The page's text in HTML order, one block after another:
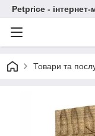
Petprice - інтернет-
Товари та